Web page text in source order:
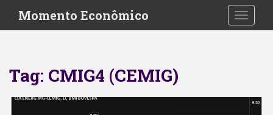
i
Momento Econômico
Tag: CMIG4 (CEMIG)